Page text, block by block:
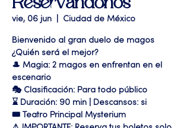
vie, 06 jun Ciudad de México
Bienvenido al gran duelo de magos
¿Quién será el mejor?
🎩 Magia: 2 magos en enfrentan en el
escenario
🎭 Clasificación: Para todo público
⌛ Duración: 90 min | Descansos: si
🎟 Teatro Principal Mysterium